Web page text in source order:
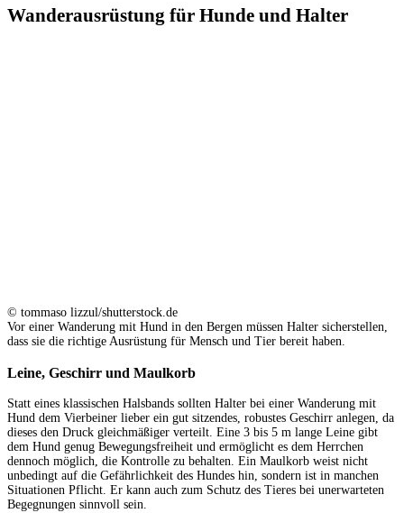
Wanderausrüstung für Hunde und Halter
© tommaso lizzul/shutterstock.de
Vor einer Wanderung mit Hund in den Bergen müssen Halter sicherstellen,
dass sie die richtige Ausrüstung für Mensch und Tier bereit haben.
Leine, Geschirr und Maulkorb
Statt eines klassischen Halsbands sollten Halter bei einer Wanderung mit
Hund dem Vierbeiner lieber ein gut sitzendes, robustes Geschirr anlegen, da
dieses den Druck gleichmäßiger verteilt. Eine 3 bis 5 m lange Leine gibt
dem Hund genug Bewegungsfreiheit und ermöglicht es dem Herrchen
dennoch möglich, die Kontrolle zu behalten. Ein Maulkorb weist nicht
unbedingt auf die Gefährlichkeit des Hundes hin, sondern ist in manchen
Situationen Pflicht. Er kann auch zum Schutz des Tieres bei unerwarteten
Begegnungen sinnvoll sein.